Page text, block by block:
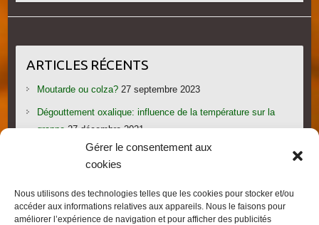
Gérer le consentement aux
cookies
Nous utilisons des technologies telles que les cookies pour stocker et/ou
accéder aux informations relatives aux appareils. Nous le faisons pour
améliorer l’expérience de navigation et pour afficher des publicités
ARTICLES RÉCENTS
Moutarde ou colza? 27 septembre 2023
Dégouttement oxalique: influence de la température sur la
grappe 27 décembre 2021
Le candi provoque l’essaimage: vraiment?
Les villages provençaux du Pays de Fayence 19 septembre
2021